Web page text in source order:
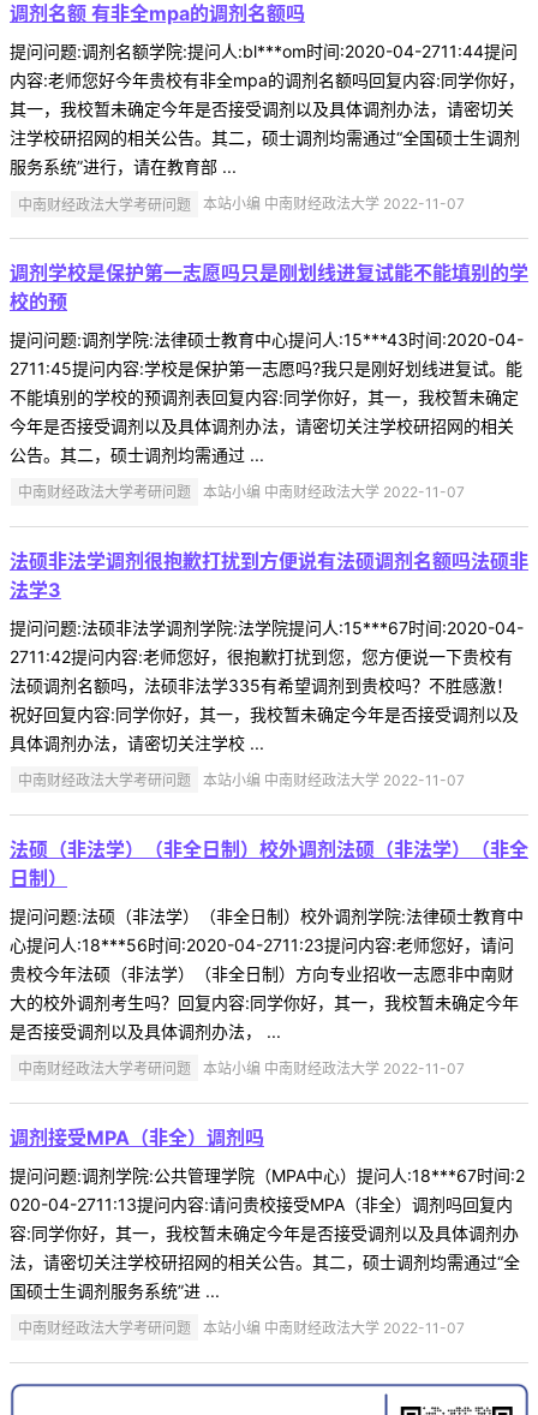
调剂名额 有非全mpa的调剂名额吗
提问问题:调剂名额学院:提问人:bl***om时间:2020-04-2711:44提问
内容:老师您好今年贵校有非全mpa的调剂名额吗回复内容:同学你好，
其一，我校暂未确定今年是否接受调剂以及具体调剂办法，请密切关
注学校研招网的相关公告。其二，硕士调剂均需通过“全国硕士生调剂
服务系统”进行，请在教育部 ...
中南财经政法大学考研问题 本站小编 中南财经政法大学 2022-11-07
调剂学校是保护第一志愿吗只是刚划线进复试能不能填别的学
校的预
提问问题:调剂学院:法律硕士教育中心提问人:15***43时间:2020-04-
2711:45提问内容:学校是保护第一志愿吗?我只是刚好划线进复试。能
不能填别的学校的预调剂表回复内容:同学你好，其一，我校暂未确定
今年是否接受调剂以及具体调剂办法，请密切关注学校研招网的相关
公告。其二，硕士调剂均需通过 ...
中南财经政法大学考研问题 本站小编 中南财经政法大学 2022-11-07
法硕非法学调剂很抱歉打扰到方便说有法硕调剂名额吗法硕非
法学3
提问问题:法硕非法学调剂学院:法学院提问人:15***67时间:2020-04-
2711:42提问内容:老师您好，很抱歉打扰到您，您方便说一下贵校有
法硕调剂名额吗，法硕非法学335有希望调剂到贵校吗？不胜感激！
祝好回复内容:同学你好，其一，我校暂未确定今年是否接受调剂以及
具体调剂办法，请密切关注学校 ...
中南财经政法大学考研问题 本站小编 中南财经政法大学 2022-11-07
法硕（非法学）（非全日制）校外调剂法硕（非法学）（非全
日制）
提问问题:法硕（非法学）（非全日制）校外调剂学院:法律硕士教育中
心提问人:18***56时间:2020-04-2711:23提问内容:老师您好，请问
贵校今年法硕（非法学）（非全日制）方向专业招收一志愿非中南财
大的校外调剂考生吗？回复内容:同学你好，其一，我校暂未确定今年
是否接受调剂以及具体调剂办法， ...
中南财经政法大学考研问题 本站小编 中南财经政法大学 2022-11-07
调剂接受MPA（非全）调剂吗
提问问题:调剂学院:公共管理学院（MPA中心）提问人:18***67时间:2
020-04-2711:13提问内容:请问贵校接受MPA（非全）调剂吗回复内
容:同学你好，其一，我校暂未确定今年是否接受调剂以及具体调剂办
法，请密切关注学校研招网的相关公告。其二，硕士调剂均需通过“全
国硕士生调剂服务系统”进 ...
中南财经政法大学考研问题 本站小编 中南财经政法大学 2022-11-07